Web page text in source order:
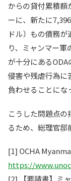
からの貸付累積額
ーに、新たに
ドル）もの債務
り、ミャンマー
が十分にある
侵害や残虐行為に
負わせることにな
こうした問題点
るため、総理官邸
[1] OCHA
https://